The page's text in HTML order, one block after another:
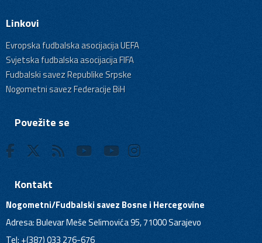
Linkovi
Evropska fudbalska asocijacija UEFA
Svjetska fudbalska asocijacija FIFA
Fudbalski savez Republike Srpske
Nogometni savez Federacije BiH
Povežite se
Kontakt
Nogometni/Fudbalski savez Bosne i Hercegovine
Adresa: Bulevar Meše Selimovića 95, 71000 Sarajevo
Tel: +(387) 033 276-676